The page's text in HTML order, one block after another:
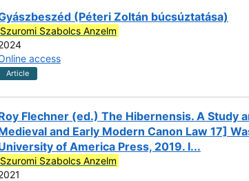
(Péteri Zoltán búcsúztatása)
Szuromi Szabolcs Anzelm
access
Article
Flechner (ed.) The Hibernensis. A Study
and Early Modern Canon Law 17]
of America Press, 2019. I...
Szuromi Szabolcs Anzelm